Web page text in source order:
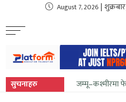
August 7, 2026 |
सुचनाहरु जम्मू–कश्मीरमा